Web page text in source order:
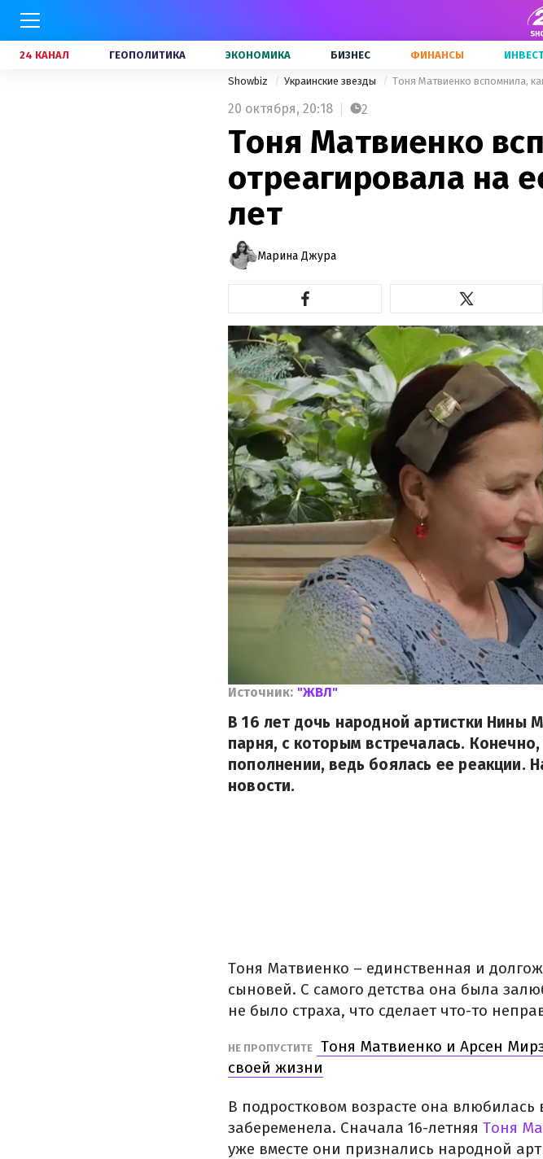
24 КАНАЛ ГЕОПОЛИТИКА ЭКОНОМИКА БИЗНЕС ФИНАНСЫ
Showbiz Украинские звезды Тоня Матвиенко вспомнила,
20 октября, 20:18 2
Тоня Матвиенко
отреагировала на
лет
Марина Джура
Источник: "ЖВЛ"
В 16 лет дочь народной артистки Нины
парня, с которым встречалась.
пополнении, ведь боялась ее реакции.
новости.
Тоня Матвиенко – единственная и
сыновей. С самого детства она была
не было страха, что сделает что-то
НЕ ПРОПУСТИТЕ
Тоня Матвиенко и Арсен
своей жизни
В подростковом возрасте она влюбилась
забеременела. Сначала 16-летняя Тоня
уже вместе они признались народной